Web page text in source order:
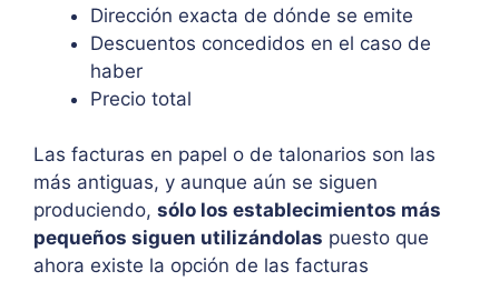
Dirección exacta de dónde se emite
Descuentos concedidos en el caso de
haber
Precio total
Las facturas en papel o de talonarios son las
más antiguas, y aunque aún se siguen
produciendo, sólo los establecimientos más
pequeños siguen utilizándolas puesto que
ahora existe la opción de las facturas